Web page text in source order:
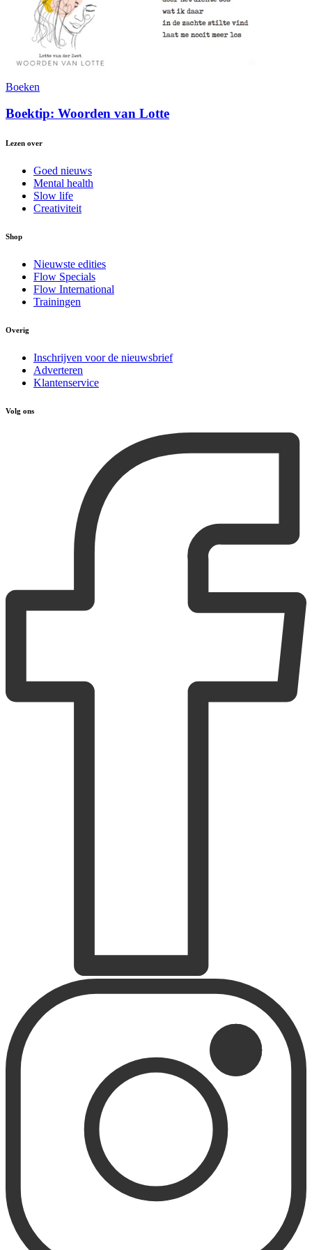
Boeken
Boektip: Woorden van Lotte
Lezen over
Goed nieuws
Mental health
Slow life
Creativiteit
Shop
Nieuwste edities
Flow Specials
Flow International
Trainingen
Overig
Inschrijven voor de nieuwsbrief
Adverteren
Klantenservice
Volg ons